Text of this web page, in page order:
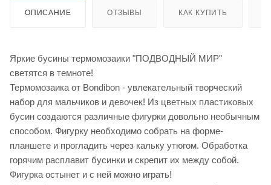
ОПИСАНИЕ ОТЗЫВЫ КАК КУПИТЬ
Яркие бусины термомозаики "ПОДВОДНЫЙ МИР"
светятся в темноте!
Термомозаика от Bondibon - увлекательный творческий
набор для мальчиков и девочек! Из цветных пластиковых
бусин создаются различные фигурки довольно необычным
способом. Фигурку необходимо собрать на форме-
планшете и прогладить через кальку утюгом. Обработка
горячим расплавит бусинки и скрепит их между собой.
Фигурка остынет и с ней можно играть!